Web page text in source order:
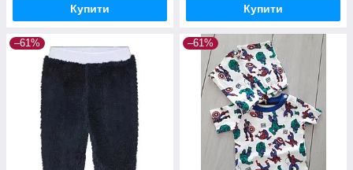
Купити Купити
–61% –61%